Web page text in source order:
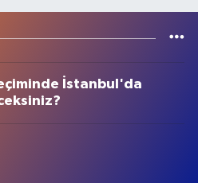
İstanbul'da